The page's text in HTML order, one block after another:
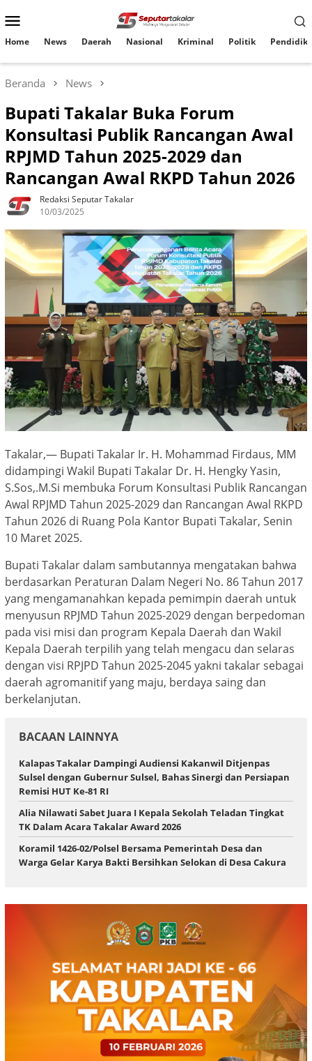
ke
Mobile
Home News Daerah Nasional Kriminal Politik
Beranda News
Bupati Takalar Buka Forum
Konsultasi Publik Rancangan Awal
RPJMD Tahun 2025-2029 dan
Rancangan Awal RKPD Tahun 2026
Redaksi Seputar Takalar
10/03/2025
Takalar,— Bupati Takalar Ir. H. Mohammad Firdaus, MM
didampingi Wakil Bupati Takalar Dr. H. Hengky Yasin,
S.Sos,.M.Si membuka Forum Konsultasi Publik Rancangan
Awal RPJMD Tahun 2025-2029 dan Rancangan Awal RKPD
Tahun 2026 di Ruang Pola Kantor Bupati Takalar, Senin
10 Maret 2025.
Bupati Takalar dalam sambutannya mengatakan bahwa
berdasarkan Peraturan Dalam Negeri No. 86 Tahun 2017
yang mengamanahkan kepada pemimpin daerah untuk
menyusun RPJMD Tahun 2025-2029 dengan berpedoman
pada visi misi dan program Kepala Daerah dan Wakil
Kepala Daerah terpilih yang telah mengacu dan selaras
dengan visi RPJPD Tahun 2025-2045 yakni takalar sebagai
daerah agromanitif yang maju, berdaya saing dan
berkelanjutan.
BACAAN LAINNYA
Kalapas Takalar Dampingi Audiensi Kakanwil Ditjenpas
Sulsel dengan Gubernur Sulsel, Bahas Sinergi dan Persiapan
Remisi HUT Ke-81 RI
Alia Nilawati Sabet Juara I Kepala Sekolah Teladan Tingkat
TK Dalam Acara Takalar Award 2026
Koramil 1426-02/Polsel Bersama Pemerintah Desa dan
Warga Gelar Karya Bakti Bersihkan Selokan di Desa Cakura